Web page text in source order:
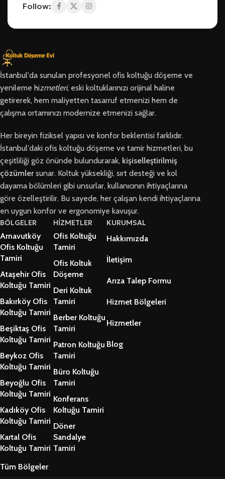
Follow:
İstanbul'da sunulan profesyonel ofis koltuğu döşeme ve
yenileme hizmetleri, eski koltuklarınızı orijinal haline
getirerek, hem maliyetten tasarruf etmenizi hem de
çalışma ortamınızı modernize etmenizi sağlar.
Her bireyin fiziksel yapısı ve konfor beklentisi farklıdır.
İstanbul'daki ofis koltuğu döşeme ve tamir hizmetleri, bu
çeşitliliği göz önünde bulundurarak, kişiselleştirilmiş
çözümlersunar. Koltuk yüksekliği, sırt desteği ve kol
dayama bölümleri gibi unsurlar, kullanıcının ihtiyaçlarına
göre özelleştirilir. Bu sayede, her çalışan kendi ihtiyaçlarına
en uygun konfor ve ergonomiye kavuşur.
BÖLGELER
Arnavutköy
Ofis Koltuğu
Tamiri
Ataşehir Ofis
Koltuğu Tamiri
Bakırköy Ofis
Koltuğu Tamiri
Beşiktaş Ofis
Koltuğu Tamiri
Beykoz Ofis
Koltuğu Tamiri
Beyoğlu Ofis
Koltuğu Tamiri
Kadıköy Ofis
Koltuğu Tamiri
Kartal Ofis
Koltuğu Tamiri
Tüm Bölgeler
HİZMETLER
Ofis Koltuğu
Tamiri
Ofis Koltuk
Döşeme
Deri Koltuk
Tamiri
Berber Koltuğu
Tamiri
Patron Koltuğu
Tamiri
Büro Koltuğu
Tamiri
Konferans
Koltuğu Tamiri
Döner
Sandalye
Tamiri
KURUMSAL
Hakkımızda
İletişim
Arıza Talep Formu
Hizmet Bölgeleri
Hizmetler
Blog